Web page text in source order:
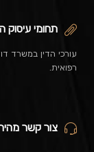
תחומי עיסוק
עורכי הדין במשרד
רפואית.
צור קשר